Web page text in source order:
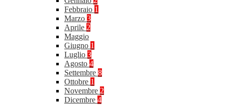
Febbraio 1
Marzo 3
Aprile 2
Maggio
Giugno 1
Luglio 3
Agosto 4
Settembre 8
Ottobre 1
Novembre 2
Dicembre 4